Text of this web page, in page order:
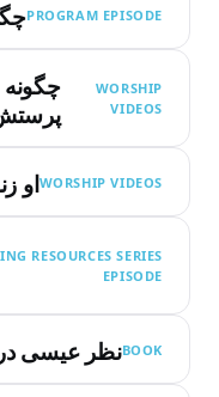
PROGRAM EPISODE
WORSHIP
VIDEOS
WORSHIP VIDEOSاو
RESOURCES SERIES
EPISODE
BOOKنظر عیسی